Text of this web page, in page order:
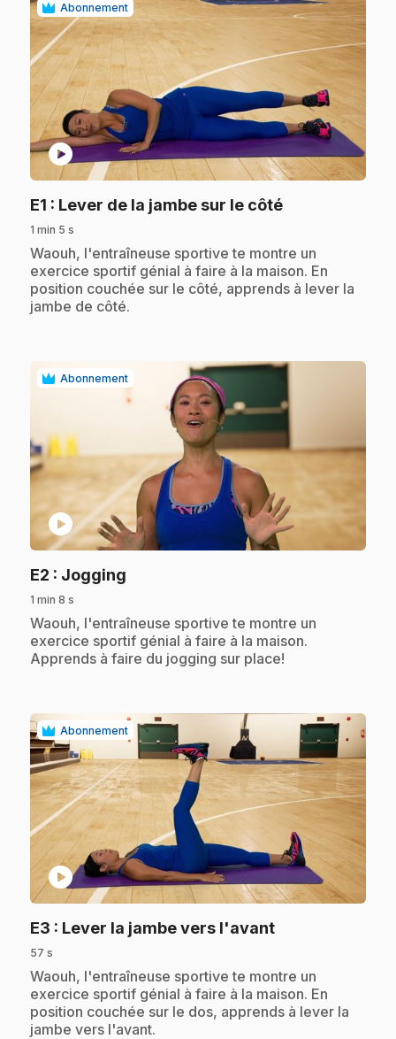
Abonnement
play_circle
E1 : Lever de la jambe sur le côté.
1 min 5 s
.Waouh, l'entraîneuse sportive te montre un
exercice sportif génial à faire à la maison. En
position couchée sur le côté, apprends à lever la
jambe de côté.
Abonnement
play_circle
E2 : Jogging
1 min 8 s
.Waouh, l'entraîneuse sportive te montre un
exercice sportif génial à faire à la maison.
Apprends à faire du jogging sur place!
Abonnement
play_circle
E3 : Lever la jambe vers l'avant.
57 s
.Waouh, l'entraîneuse sportive te montre un
exercice sportif génial à faire à la maison. En
position couchée sur le dos, apprends à lever la
jambe vers l'avant.